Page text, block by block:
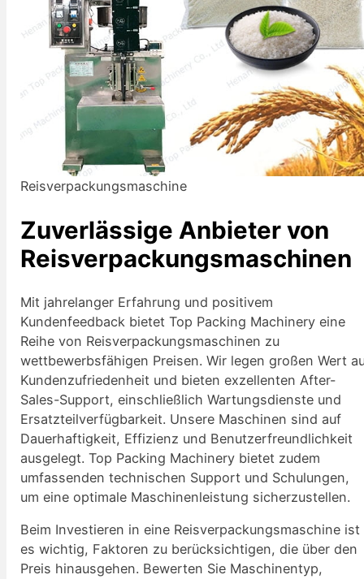
Reisverpackungsmaschine
Zuverlässige Anbieter von
Reisverpackungsmaschinen
Mit jahrelanger Erfahrung und positivem
Kundenfeedback bietet Top Packing Machinery eine
Reihe von Reisverpackungsmaschinen zu
wettbewerbsfähigen Preisen. Wir legen großen Wert
Kundenzufriedenheit und bieten exzellenten After-
Sales-Support, einschließlich Wartungsdienste und
Ersatzteilverfügbarkeit. Unsere Maschinen sind auf
Dauerhaftigkeit, Effizienz und Benutzerfreundlichkeit
ausgelegt. Top Packing Machinery bietet zudem
umfassenden technischen Support und Schulungen,
um eine optimale Maschinenleistung sicherzustellen.
Beim Investieren in eine Reisverpackungsmaschine ist
es wichtig, Faktoren zu berücksichtigen, die über den
Preis hinausgehen. Bewerten Sie Maschinentyp,